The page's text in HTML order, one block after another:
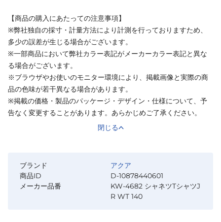
【商品の購入にあたっての注意事項】
※弊社独自の採寸・計量方法により計測を行っておりますため、
多少の誤差が生じる場合がございます。
※一部商品において弊社カラー表記がメーカーカラー表記と異な
る場合がございます。
※ブラウザやお使いのモニター環境により、掲載画像と実際の商
品の色味が若干異なる場合があります。
※掲載の価格・製品のパッケージ・デザイン・仕様について、予
告なく変更することがあります。あらかじめご了承ください。
閉じる
ブランド
アクア
商品ID
D-10878440601
メーカー品番
KW-4682 シャネツTシャツJ
R WT 140